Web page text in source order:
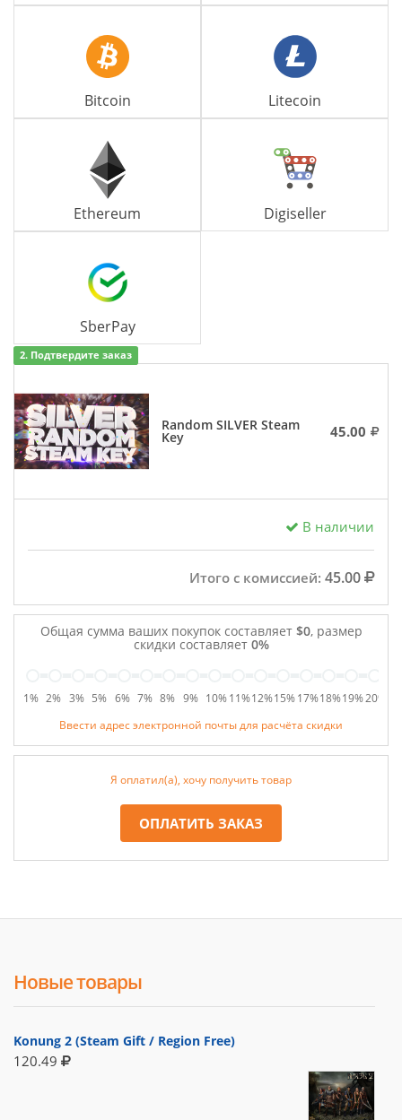
Bitcoin Litecoin
Ethereum Digiseller
SberPay
2. Подтвердите заказ
Random SILVER Steam
Key 45.00
В наличии
Итого с комиссией: 45.00
Общая сумма ваших покупок составляет $0, размер
скидки составляет 0%
1% 2% 3% 5% 6% 7% 8% 9% 10%11%12%15%17%18%19%20%
Ввести адрес электронной почты для расчёта скидки
Я оплатил(а), хочу получить товар
ОПЛАТИТЬ ЗАКАЗ
Новые товары
Konung 2 (Steam Gift / Region Free)
120.49